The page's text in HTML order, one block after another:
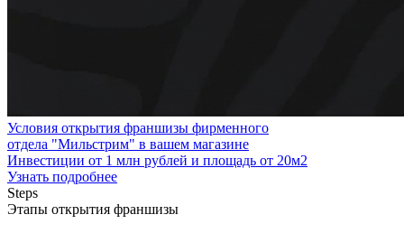
Условия открытия франшизы фирменного
отдела "Мильстрим" в вашем магазине
Инвестиции от 1 млн рублей и площадь от 20м2
Узнать подробнее
Steps
Этапы открытия франшизы